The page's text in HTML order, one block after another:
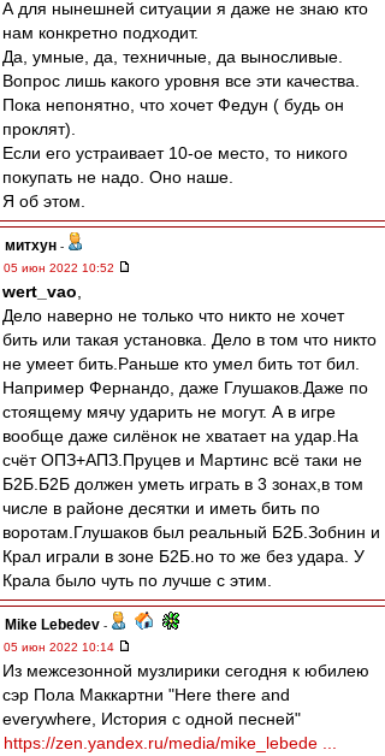
А для нынешней ситуации я даже не знаю кто
нам конкретно подходит.
Да, умные, да, техничные, да выносливые.
Вопрос лишь какого уровня все эти качества.
Пока непонятно, что хочет Федун ( будь он
проклят).
Если его устраивает 10-ое место, то никого
покупать не надо. Оно наше.
Я об этом.
митхун -
05 июн 2022 10:52
wert_vao
Дело наверно не только что никто не хочет
бить или такая установка. Дело в том что никто
не умеет бить.Раньше кто умел бить тот бил.
Например Фернандо, даже Глушаков.Даже по
стоящему мячу ударить не могут. А в игре
вообще даже силёнок не хватает на удар.На
счёт ОПЗ+АПЗ.Пруцев и Мартинс всё таки не
Б2Б.Б2Б должен уметь играть в 3 зонах,в том
числе в районе десятки и иметь бить по
воротам.Глушаков был реальный Б2Б.Зобнин и
Крал играли в зоне Б2Б.но то же без удара. У
Крала было чуть по лучше с этим.
Mike Lebedev -
05 июн 2022 10:14
Из межсезонной музлирики сегодня к юбилею
сэр Пола Маккартни "Here there and
everywhere, История с одной песней"
https://zen.yandex.ru/media/mike_lebede ...